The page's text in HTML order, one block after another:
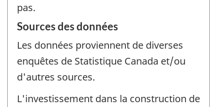
pas.
Sources des données
Les données proviennent de diverses
enquêtes de Statistique Canada et/ou
d'autres sources.
L'investissement dans la construction de